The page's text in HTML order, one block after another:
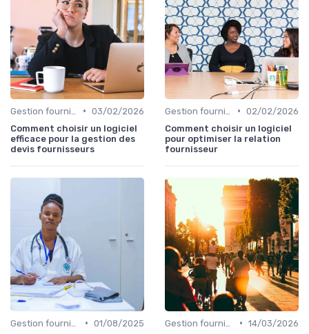
• 03/02/2026
Comment choisir un logiciel
efficace pour la gestion des
devis fournisseurs
• 02/02/2026
Comment choisir un logiciel
pour optimiser la relation
fournisseur
• 01/08/2025
• 14/03/2026